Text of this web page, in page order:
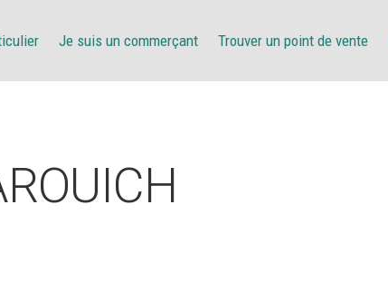
Je suis un commerçant Trouver un point de vente